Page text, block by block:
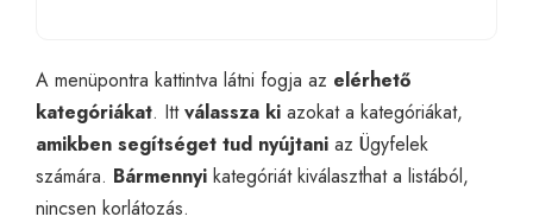
A menüpontra kattintva látni fogja az elérhető
kategóriákat. Ittválassza ki azokat a kategóriákat,
amikben segítséget tud nyújtani az Ügyfelek
számára. Bármennyi kategóriát kiválaszthat a listából,
nincsen korlátozás.